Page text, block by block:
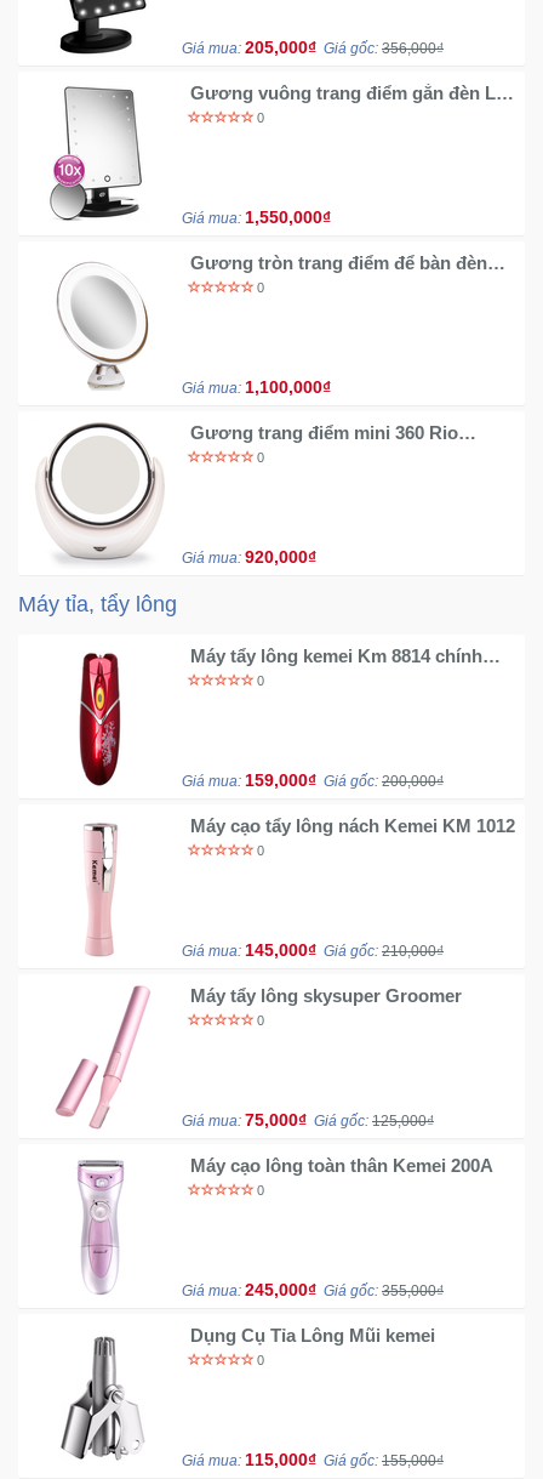
Giá mua: 205,000₫ Giá gốc: 356,000₫
Gương vuông trang điểm gắn đèn Led
Rio MMSP
0
Giá mua: 1,550,000₫
Gương tròn trang điểm để bàn đèn
Led Rio MMSU
0
Giá mua: 1,100,000₫
Gương trang điểm mini 360 Rio
MMLD
0
Giá mua: 920,000₫
Máy tỉa, tẩy lông
Máy tẩy lông kemei Km 8814 chính
hãng
0
Giá mua: 159,000₫ Giá gốc: 200,000₫
Máy cạo tẩy lông nách Kemei KM 1012
0
Giá mua: 145,000₫ Giá gốc: 210,000₫
Máy tẩy lông skysuper Groomer
0
Giá mua: 75,000₫ Giá gốc: 125,000₫
Máy cạo lông toàn thân Kemei 200A
0
Giá mua: 245,000₫ Giá gốc: 355,000₫
Dụng Cụ Tỉa Lông Mũi kemei
0
Giá mua: 115,000₫ Giá gốc: 155,000₫